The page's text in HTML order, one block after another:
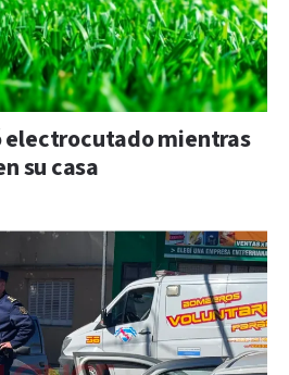
electrocutado mientras
su casa